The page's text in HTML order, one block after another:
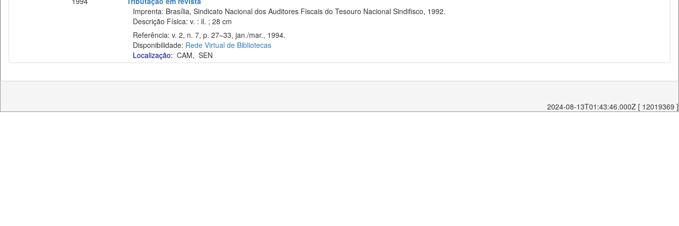
Imprenta: Brasília, Sindicato Nacional dos Auditores Fiscais do Tesouro Nacional Sindifisco, 1992.
Descrição Física: v. : il. ; 28 cm
Referência: v. 2, n. 7, p. 27–33, jan./mar., 1994.
Disponibilidade: Rede Virtual de Bibliotecas
Localização: CAM, SEN
2024-08-13T01:43:46.000Z [ 12019369 ]